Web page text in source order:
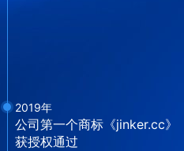
2019年
公司第一个商标《jinker.cc》
获授权通过